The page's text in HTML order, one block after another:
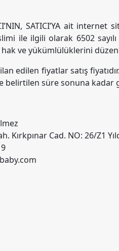
SATICI’YA ait
ile ilgili olarak 6502
ve yükümlülüklerini
edilen fiyatlar satış
belirtilen süre sonuna kadar
Kırkpınar Cad. NO: 26/Z1